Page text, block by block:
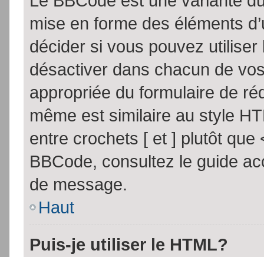
mise en forme des éléments
décider si vous pouvez
désactiver dans chacun de
appropriée du formulaire de
même est similaire au style
entre crochets [ et ] plutôt que
BBCode, consultez le guide
de message.
Haut
Puis-je utiliser le HTML?